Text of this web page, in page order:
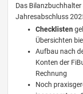
Das
Jahresabschluss
Checklisten
Übersichten
Aufbau nach
Konten der
Rechnung
Noch